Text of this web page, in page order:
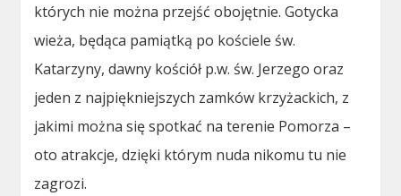
których nie można przejść obojętnie. Gotycka
wieża, będąca pamiątką po kościele św.
Katarzyny, dawny kościół p.w. św. Jerzego oraz
jeden z najpiękniejszych zamków krzyżackich, z
jakimi można się spotkać na terenie Pomorza –
oto atrakcje, dzięki którym nuda nikomu tu nie
zagrozi.